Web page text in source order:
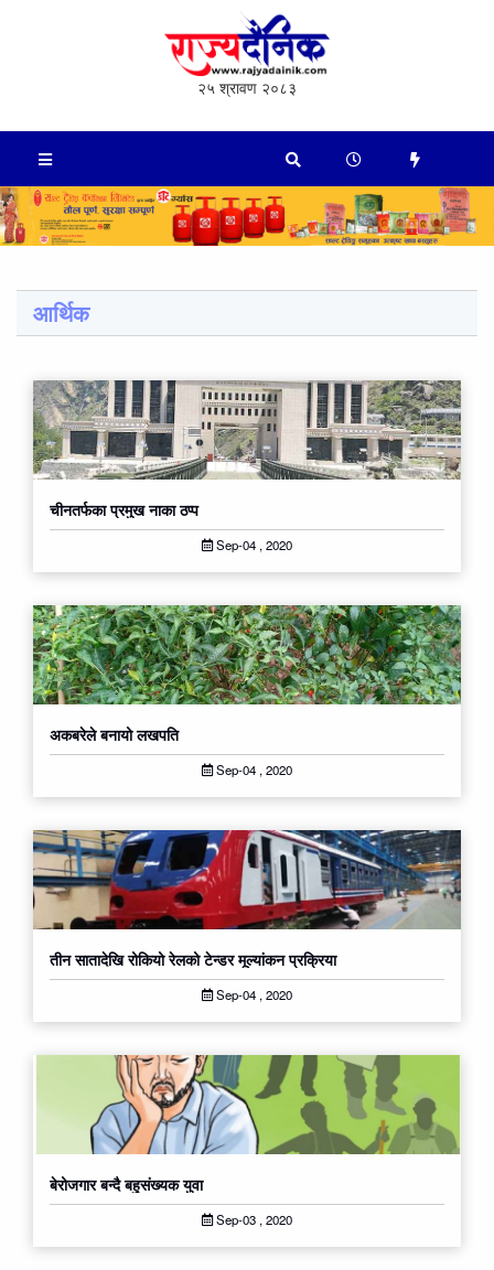
२५ श्रावण २०८३
आर्थिक
चीनतर्फका प्रमुख नाका ठप्प
Sep-04 , 2020
अकबरेले बनायो लखपति
Sep-04 , 2020
तीन सातादेखि रोकियो रेलको टेन्डर मूल्यांकन प्रक्रिया
Sep-04 , 2020
बेरोजगार बन्‍दै बहुसंख्यक युवा
Sep-03 , 2020